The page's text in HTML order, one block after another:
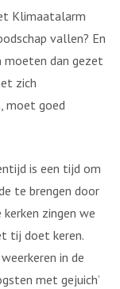
Klimaatalarm
vallen? En
dan gezet
zich
moet goed
is een tijd om
te brengen door
zingen we
tij doet keren.
in de
met gejuich’